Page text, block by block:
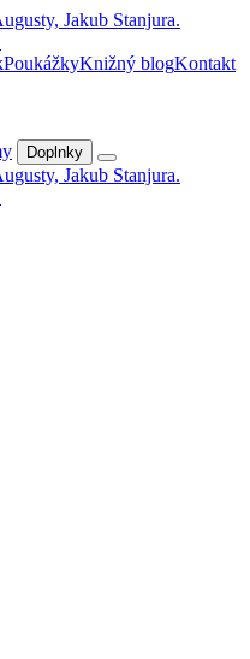
PoukážkyKnižný blogKontakt
Doplnky